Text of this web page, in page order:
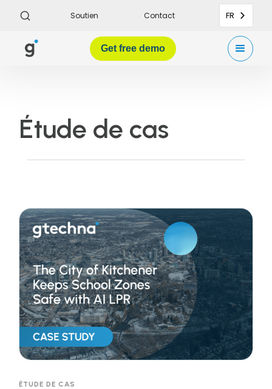
Soutien Contact FR
Get free demo
Étude de cas
ÉTUDE DE CAS